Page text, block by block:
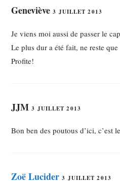
Geneviève3 JUILLET 2013
Je viens moi aussi de passer le
Le plus dur a été fait, ne reste
Profite!
JJM3 JUILLET 2013
Bon ben des poutous d’ici, c’est
Zoë Lucider 3 JUILLET 2013